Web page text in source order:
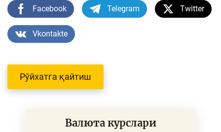
Facebook Telegram Twitter
Vkontakte
Рўйхатга қайтиш
Валюта курслари